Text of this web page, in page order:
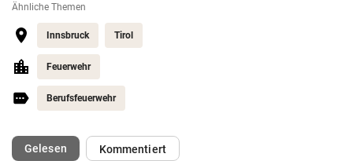
Ähnliche Themen
Innsbruck Tirol
Feuerwehr
Berufsfeuerwehr
Gelesen(ausgewählt)Kommentiert